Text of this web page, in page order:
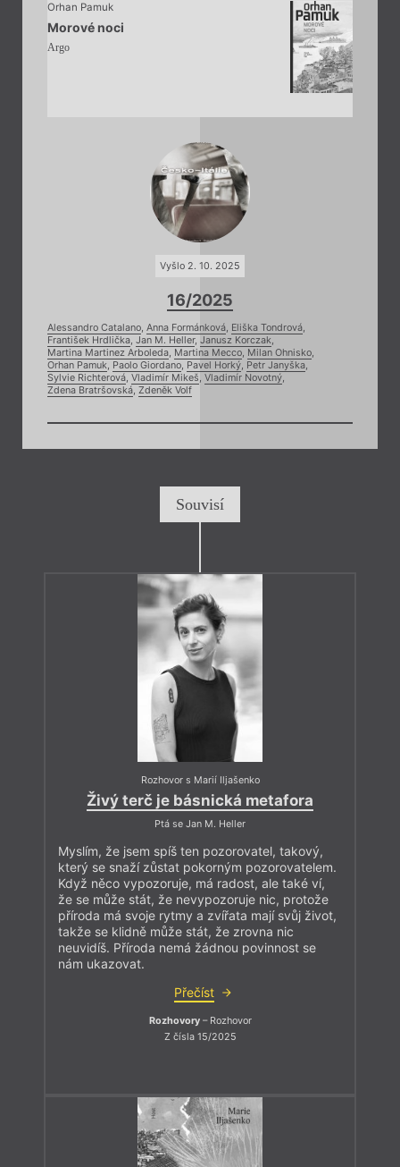
Orhan Pamuk
Morové noci
Argo
Vyšlo 2. 10. 2025
16/2025
Alessandro Catalano, Anna Formánková, Eliška Tondrová,
František Hrdlička, Jan M. Heller, Janusz Korczak,
Martina Martinez Arboleda, Martina Mecco, Milan Ohnisko,
Orhan Pamuk, Paolo Giordano, Pavel Horký, Petr Janyška,
Sylvie Richterová, Vladimír Mikeš, Vladimír Novotný,
Zdena Bratršovská, Zdeněk Volf
Souvisí
Rozhovor s Marií Iljašenko
Živý terč je básnická metafora
Ptá se Jan M. Heller
Myslím, že jsem spíš ten pozorovatel, takový,
který se snaží zůstat pokorným pozorovatelem.
Když něco vypozoruje, má radost, ale také ví,
že se může stát, že nevypozoruje nic, protože
příroda má svoje rytmy a zvířata mají svůj život,
takže se klidně může stát, že zrovna nic
neuvidíš. Příroda nemá žádnou povinnost se
nám ukazovat.
Přečíst
Rozhovory– Rozhovor
Z čísla 15/2025